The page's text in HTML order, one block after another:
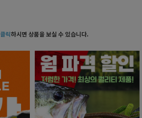
클릭하시면 상품을 보실 수 있습니다.